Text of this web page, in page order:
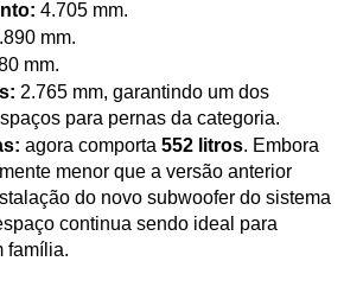
4.705 mm.
mm.
mm.
2.765 mm, garantindo um dos
para pernas da categoria.
agora comporta 552 litros. Embora
menor que a versão anterior
do novo subwoofer do sistema
continua sendo ideal para
família.